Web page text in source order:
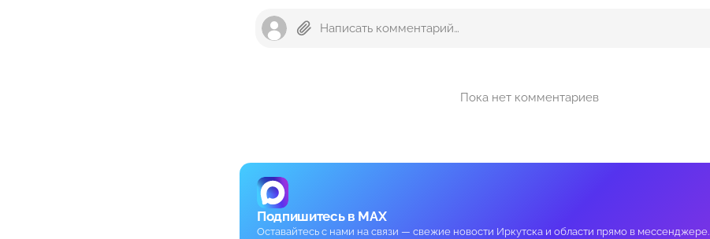
Пока нет комментариев
Подпишитесь в MAX
Оставайтесь с нами на связи — свежие новости Иркутска и области прямо в мессенджере.